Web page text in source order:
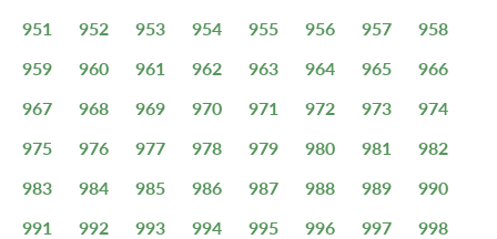
951
952 953 954 955 956 957
958
959
960 961 962 963 964 965
966
967
968 969 970 971 972 973
974
975
976 977 978 979 980 981
982
983
984 985 986 987 988 989
990
991
992 993 994 995 996 997
998